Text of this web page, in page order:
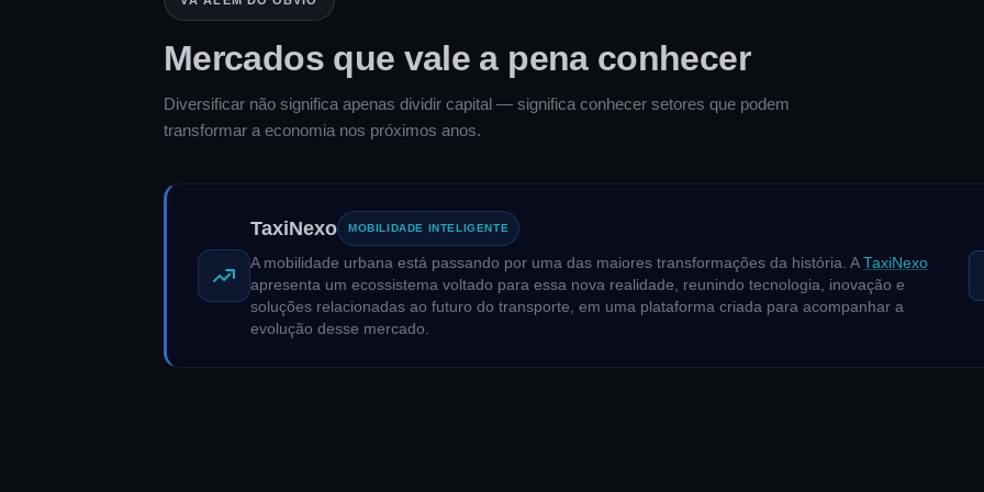
Mercados que vale a pena conhecer
Diversificar não significa apenas dividir capital — significa conhecer setores que podem
transformar a economia nos próximos anos.
TaxiNexo MOBILIDADE INTELIGENTE
A mobilidade urbana está passando por uma das maiores transformações da história. A TaxiNexo
apresenta um ecossistema voltado para essa nova realidade, reunindo tecnologia, inovação e
soluções relacionadas ao futuro do transporte, em uma plataforma criada para acompanhar a
evolução desse mercado.